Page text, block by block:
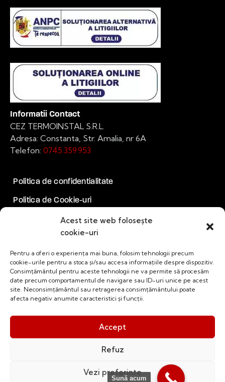
Acest site web folosește
cookie-uri
Pentru a oferi o experiența mai buna, folosim tehnologii precum
cookie-urile pentru a stoca și/sau accesa informațiile despre dispozitiv.
Consimțământul pentru aceste tehnologii ne va permite să procesăm
date precum comportamentul de navigare sau ID-uri unice pe acest
site. Neconsimțământul sau retragerea consimțământului poate
afecta negativ anumite caracteristici și funcții.
Accept
Refuz
Vezi preferinte
Informatii Contact
CEZ TERMOINSTAL S.R.L.
Adresa: Constanta, Str. Amalia, nr 6A
Telefon: 0745.359.953
Politica de confidentialitate
Politica de Cookie-uri
Facebook
LinkedIn
YouTube
CEZ Termoinstal© 2026. Toate drepturile rezervate.
developed byBelagom Solutions
Sună acum